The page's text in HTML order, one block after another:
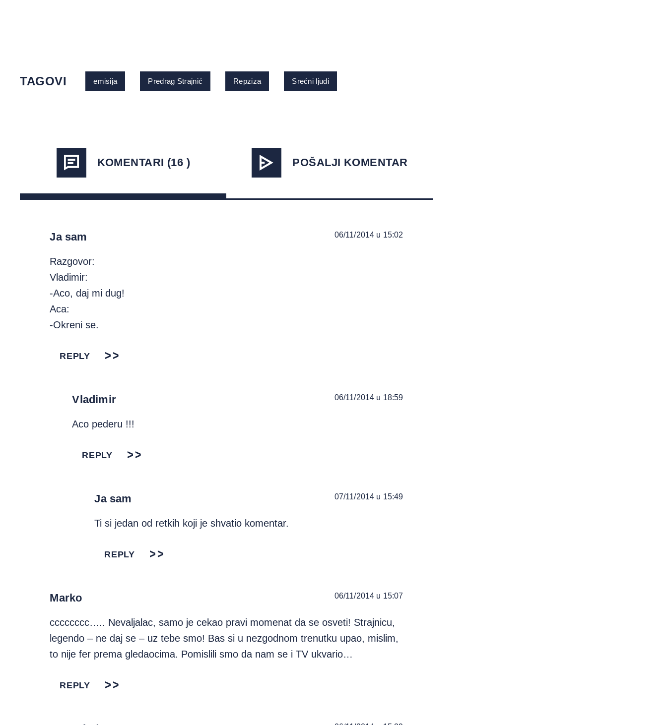
TAGOVI emisija Predrag Strajnić Repziza Srećni ljudi
KOMENTARI (16 ) POŠALJI KOMENTAR
Ja sam 06/11/2014 u 15:02
Razgovor:
Vladimir:
-Aco, daj mi dug!
Aca:
-Okreni se.
REPLY
Vladimir 06/11/2014 u 18:59
Aco pederu !!!
REPLY
Ja sam 07/11/2014 u 15:49
Ti si jedan od retkih koji je shvatio komentar.
REPLY
Marko 06/11/2014 u 15:07
cccccccc….. Nevaljalac, samo je cekao pravi momenat da se osveti! Strajnicu,
legendo – ne daj se – uz tebe smo! Bas si u nezgodnom trenutku upao, mislim,
to nije fer prema gledaocima. Pomislili smo da nam se i TV ukvario…
REPLY